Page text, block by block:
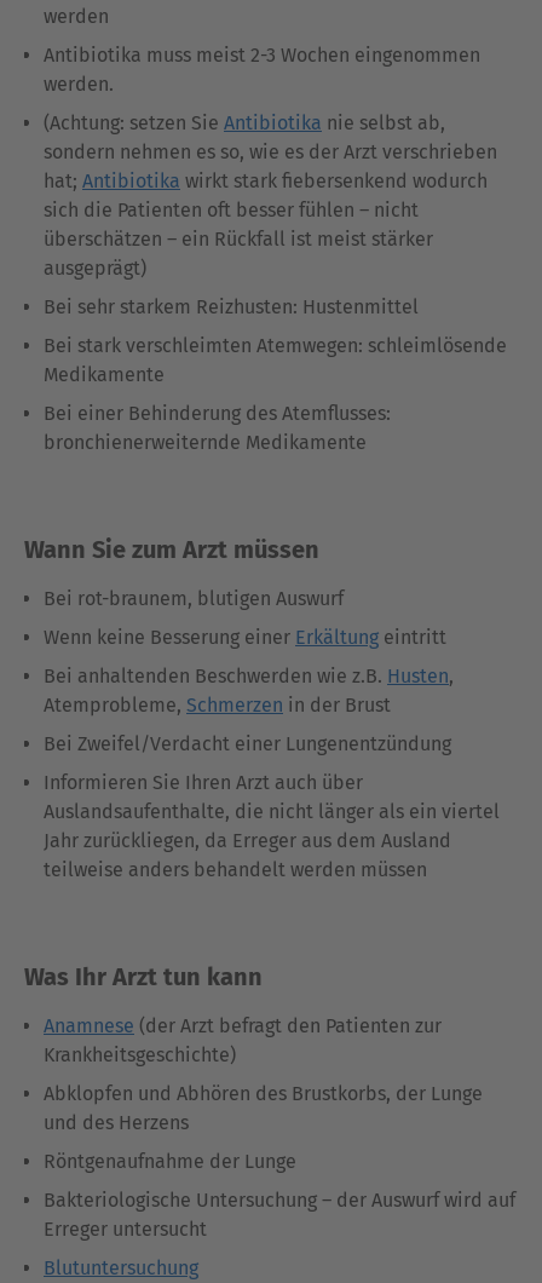
werden
Antibiotika muss meist 2-3 Wochen eingenommen
werden.
(Achtung: setzen Sie Antibiotika nie selbst ab,
sondern nehmen es so, wie es der Arzt verschrieben
hat; Antibiotika wirkt stark fiebersenkend wodurch
sich die Patienten oft besser fühlen – nicht
überschätzen – ein Rückfall ist meist stärker
ausgeprägt)
Bei sehr starkem Reizhusten: Hustenmittel
Bei stark verschleimten Atemwegen: schleimlösende
Medikamente
Bei einer Behinderung des Atemflusses:
bronchienerweiternde Medikamente
Wann Sie zum Arzt müssen
Bei rot-braunem, blutigen Auswurf
Wenn keine Besserung einer Erkältung eintritt
Bei anhaltenden Beschwerden wie z.B. Husten,
Atemprobleme, Schmerzen in der Brust
Bei Zweifel/Verdacht einer Lungenentzündung
Informieren Sie Ihren Arzt auch über
Auslandsaufenthalte, die nicht länger als ein viertel
Jahr zurückliegen, da Erreger aus dem Ausland
teilweise anders behandelt werden müssen
Was Ihr Arzt tun kann
Anamnese (der Arzt befragt den Patienten zur
Krankheitsgeschichte)
Abklopfen und Abhören des Brustkorbs, der Lunge
und des Herzens
Röntgenaufnahme der Lunge
Bakteriologische Untersuchung – der Auswurf wird auf
Erreger untersucht
Blutuntersuchung